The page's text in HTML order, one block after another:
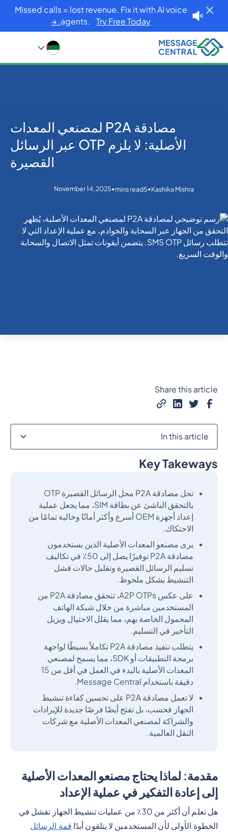
Missed calls = lost revenue. Fix it with AI voice
agents.Try Free Today. →
Blog
Others
الرسائل القصيرة
مصادقة P2A لمصنعي المعدات
الأصلية: لا يلزم OTP عبر الرسائل
القصيرة
Kashika Mishra
•
5
mins read
•
November 14, 2025
Key Takeways
تحل مصادقة P2A محل الرسائل القصيرة OTP
بالتحقق الناشئ عن بطاقة SIM، مما يجعل عملية
إعداد أجهزة OEM أسرع وأكثر أمانًا وخالية تمامًا من
الاحتكاك.
يرى مصنعو المعدات الأصلية الذين يستخدمون
مصادقة P2A توفيرًا يصل إلى 50٪ في تكاليف
تسليم الرسائل القصيرة وتقليل حالات فشل
التنشيط بشكل ملحوظ.
على عكس A2P OTPs، تتحقق مصادقة P2A من
المستخدمين مباشرة من خلال شبكة الهاتف
المحمول الخاصة بهم، مما يقلل الاحتيال ويزيل
التأخير في التسليم.
يتطلب تنفيذ مصادقة P2A تكاملاً بسيطًا لواجهة
برمجة التطبيقات أو SDK، مما يسمح لمصنعي
المعدات الأصلية بالبدء في العمل في أقل من 15
دقيقة باستخدام Message Central.
لا تعمل مصادقة P2A على تحسين كفاءة تنشيط
الجهاز فحسب، بل تفتح أيضًا فرصًا جديدة للإيرادات
والشراكة لمصنعي المعدات الأصلية مع شركات
النقل العالمية.
مقدمة: لماذا يحتاج مصنعو المعدات الأصلية
إلى إعادة التفكير في عملية الإعداد
هل تعلم أن أكثر من 30٪ من عمليات تنشيط الجهاز تفشل في
الخطوة الأولى لأن المستخدمين لا يتلقون أبدًا قمة الرسائل
Share this article
In this article
Heading 2